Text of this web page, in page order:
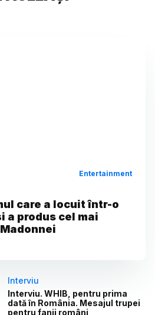
Entertainment
care a locuit într-o
a produs cel mai
Interviu
Interviu. WHIB, pentru prima
dată în România. Mesajul trupei
pentru fanii români